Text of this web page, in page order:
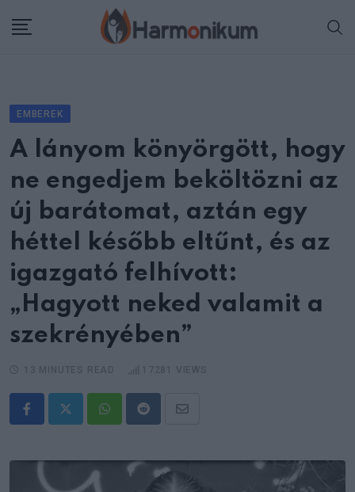
EMBEREK
A lányom könyörgött, hogy
ne engedjem beköltözni az
új barátomat, aztán egy
héttel később eltűnt, és az
igazgató felhívott:
„Hagyott neked valamit a
szekrényében”
WhatsappRedditShare
Email